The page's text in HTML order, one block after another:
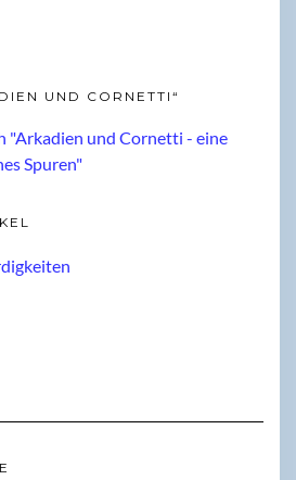
UND CORNETTI“